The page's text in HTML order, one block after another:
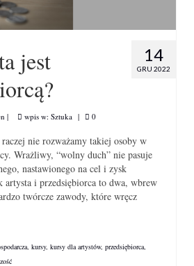
14
GRU 2022
jest
| wpis w: Sztuka | 0
nie rozważamy takiej osoby w
Wrażliwy, “wolny duch” nie pasuje
nastawionego na cel i zysk
artysta i przedsiębiorca to dwa, wbrew
twórcze zawody, które wręcz
kursy, kursy dla artystów, przedsiębiorca